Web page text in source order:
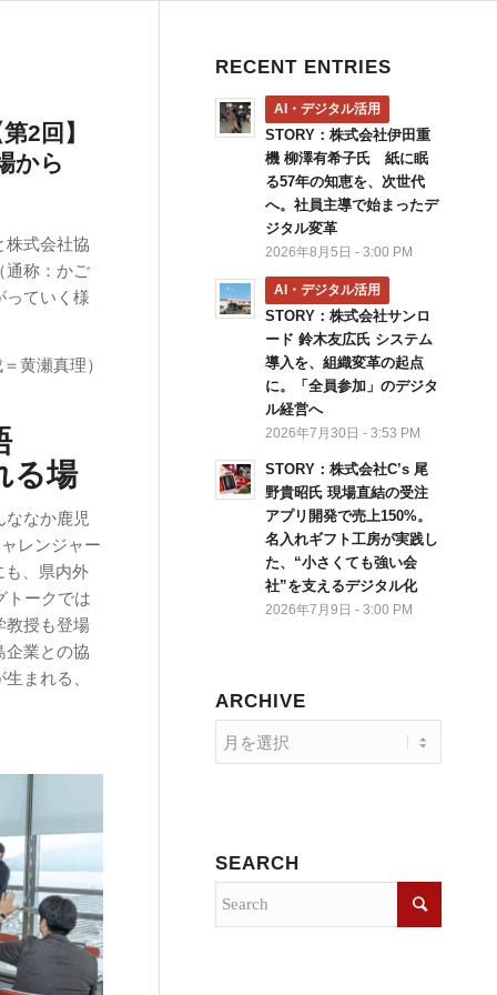
2回】
から
株式会社協
通称：かご
っていく様
黄瀬真理）
る場
ななか鹿児
レンジャー
も、県内外
トークでは
教授も登場
企業との協
まれる、
RECENT ENTRIES
AI・デジタル活用
STORY：株式会社伊田重
機 柳澤有希子氏 紙に眠
る57年の知恵を、次世代
へ。社員主導で始まったデ
ジタル変革
2026年8月5日 - 3:00 PM
AI・デジタル活用
STORY：株式会社サンロ
ード 鈴木友広氏 システム
導入を、組織変革の起点
に。「全員参加」のデジタ
ル経営へ
2026年7月30日 - 3:53 PM
STORY：株式会社C’s 尾
野貴昭氏 現場直結の受注
アプリ開発で売上150%。
名入れギフト工房が実践し
た、“小さくても強い会
社”を支えるデジタル化
2026年7月9日 - 3:00 PM
ARCHIVE
SEARCH